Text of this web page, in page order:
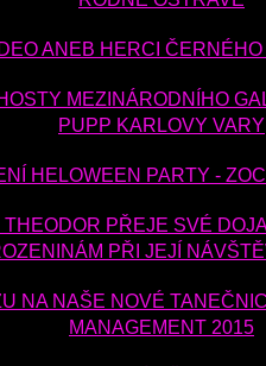
ANEB HERCI
MEZINÁRODNÍHO
PUPP KARLOVY VARY
HELOWEEN PARTY -
PŘEJE SVÉ
PŘI JEJÍ
NA NAŠE NOVÉ
MANAGEMENT 2015